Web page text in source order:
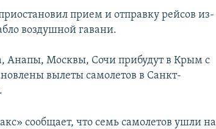
прием и отправку рейсов из-
воздушной гавани.
Анапы, Москвы, Сочи прибудут в Крым с
вылеты самолетов в Санкт-
сообщает, что семь самолетов ушли на